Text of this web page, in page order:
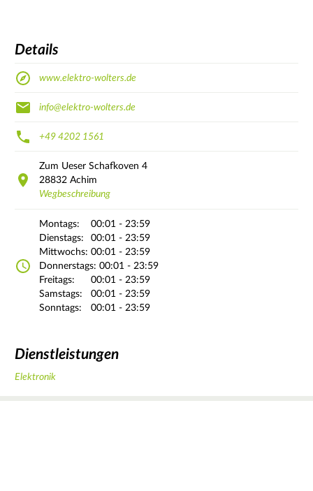
Details
www.elektro-wolters.de
info@elektro-wolters.de
+49 4202 1561
Zum Ueser Schafkoven 4
28832 Achim
Wegbeschreibung
Montags:
00:01 - 23:59
Dienstags:
00:01 - 23:59
Mittwochs: 00:01 - 23:59
Donnerstags: 00:01 - 23:59
Freitags:
00:01 - 23:59
Samstags:
00:01 - 23:59
Sonntags:
00:01 - 23:59
Dienstleistungen
Elektronik